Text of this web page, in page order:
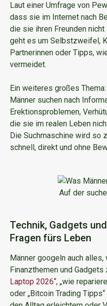
Laut einer Umfrage von
dass sie im Internet nach
die sie ihren Freunden
geht es um Selbstzweifel,
Partnerinnen oder Tipps,
vermeidet.
Ein weiteres großes
Männer suchen nach
Erektionsproblemen,
die sie im realen Leben
Die Suchmaschine wird so
schnell, direkt und ohne
Auf der
Technik, Gadgets
Fragen fürs Leben
Männer googeln auch
Finanzthemen und Gadgets
Laptop 2026“, „wie
oder „Bitcoin Trading